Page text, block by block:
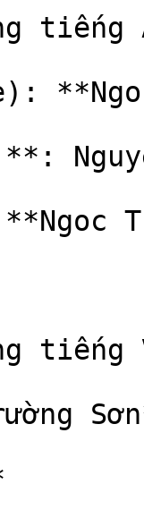
tiếng